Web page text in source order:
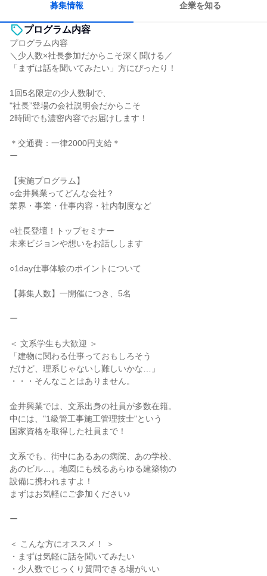
募集情報 企業を知る
プログラム内容
プログラム内容
＼少人数×社長参加だからこそ深く聞ける／
「まずは話を聞いてみたい」方にぴったり！
1回5名限定の少人数制で、
"社長”登場の会社説明会だからこそ
2時間でも濃密内容でお届けします！
＊交通費：一律2000円支給＊
ー
【実施プログラム】
○金井興業ってどんな会社？
業界・事業・仕事内容・社内制度など
○社長登壇！トップセミナー
未来ビジョンや想いをお話しします
○1day仕事体験のポイントについて
【募集人数】一開催につき、5名
ー
＜ 文系学生も大歓迎 ＞
「建物に関わる仕事っておもしろそう
だけど、理系じゃないし難しいかな…」
・・・そんなことはありません。
金井興業では、文系出身の社員が多数在籍。
中には、"1級管工事施工管理技士"という
国家資格を取得した社員まで！
文系でも、街中にあるあの病院、あの学校、
あのビル…。地図にも残るあらゆる建築物の
設備に携われますよ！
まずはお気軽にご参加ください♪
ー
＜ こんな方にオススメ！ ＞
・まずは気軽に話を聞いてみたい
・少人数でじっくり質問できる場がいい